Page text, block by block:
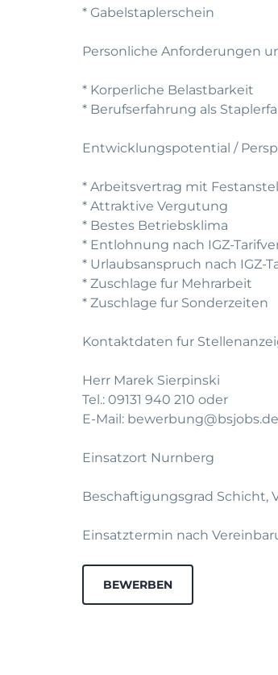
* Gabelstaplerschein
Personliche Anforderungen
* Korperliche Belastbarkeit
* Berufserfahrung als
Entwicklungspotential /
* Arbeitsvertrag mit
* Attraktive Vergutung
* Bestes Betriebsklima
* Entlohnung nach IGZ-
* Urlaubsanspruch nach IGZ-
* Zuschlage fur Mehrarbeit
* Zuschlage fur Sonderzeiten
Kontaktdaten fur
Herr Marek Sierpinski
Tel.: 09131 940 210 oder
E-Mail: bewerbung@bsjobs.de
Einsatzort Nurnberg
Beschaftigungsgrad Schicht,
Einsatztermin nach
BEWERBEN